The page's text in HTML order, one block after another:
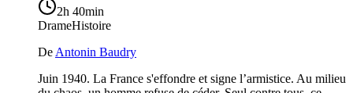
2h 40min
DrameHistoire
De Antonin Baudry
Juin 1940. La France s'effondre et signe l’armistice. Au milieu